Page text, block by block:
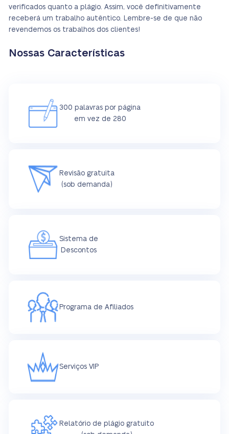
verificados quanto a plágio. Assim, você definitivamente
receberá um trabalho autêntico. Lembre-se de que não
revendemos os trabalhos dos clientes!
Nossas Características
300 palavras por página
em vez de 280
Revisão gratuita
(sob demanda)
Sistema de
Descontos
Programa de Afiliados
Serviços VIP
Relatório de plágio gratuito